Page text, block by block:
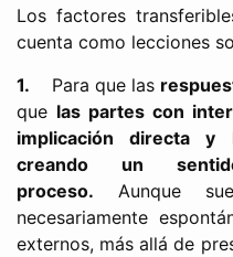
Los factores
cuenta como lecciones
1. Para que las
que las partes con
implicación directa y
creando un
proceso. Aunque
necesariamente
externos, más allá de